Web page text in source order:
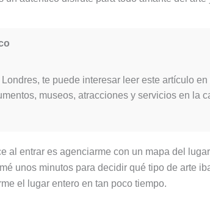
te puede interesar leer este artículo en
museos, atracciones y servicios en la
al entrar es agenciarme con un mapa del
unos minutos para decidir qué tipo de arte
el lugar entero en tan poco tiempo.